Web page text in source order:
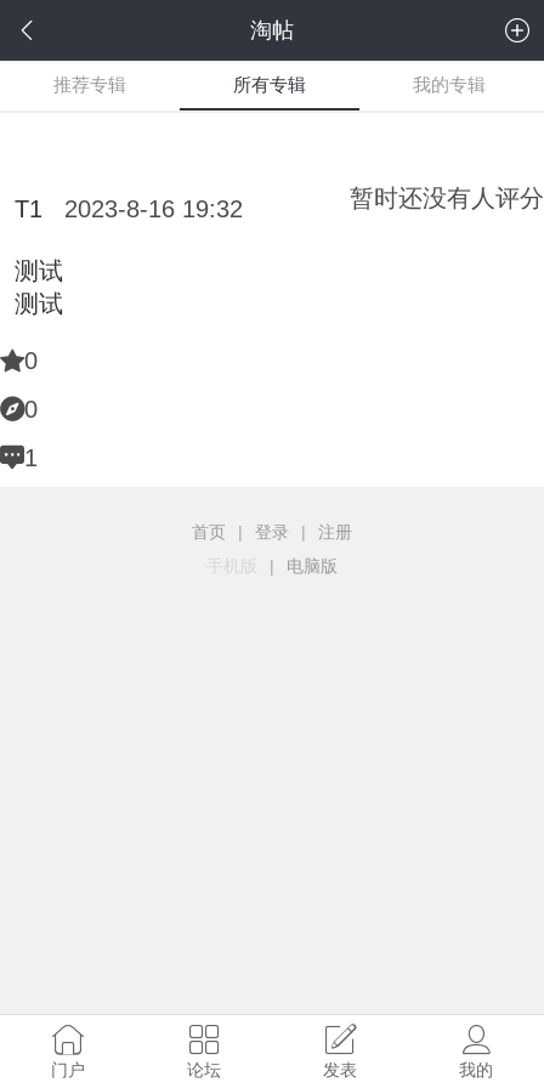
淘帖
推荐专辑 所有专辑 我的专辑
T1 2023-8-16 19:32 暂时还没有人评分
测试
测试
0
0
1
首页 | 登录 |
注册
手机版
| 电脑版
门户 论坛 发表 我的